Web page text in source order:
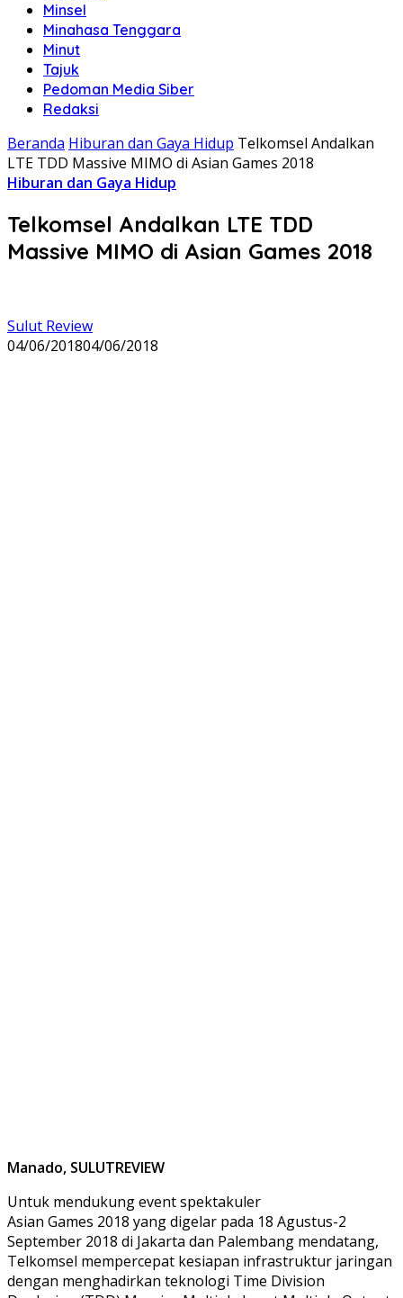
Minsel
Minahasa Tenggara
Minut
Tajuk
Pedoman Media Siber
Redaksi
Beranda Hiburan dan Gaya Hidup Telkomsel Andalkan
LTE TDD Massive MIMO di Asian Games 2018
Hiburan dan Gaya Hidup
Telkomsel Andalkan LTE TDD
Massive MIMO di Asian Games 2018
Sulut Review
04/06/201804/06/2018
Manado, SULUTREVIEW
Untuk mendukung event spektakuler
Asian Games 2018 yang digelar pada 18 Agustus-2
September 2018 di Jakarta dan Palembang mendatang,
Telkomsel mempercepat kesiapan infrastruktur jaringan
dengan menghadirkan teknologi Time Division